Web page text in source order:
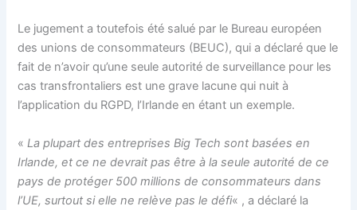
Le jugement a toutefois été salué par le Bureau européen
des unions de consommateurs (BEUC), qui a déclaré que le
fait de n’avoir qu’une seule autorité de surveillance pour les
cas transfrontaliers est une grave lacune qui nuit à
l’application du RGPD, l’Irlande en étant un exemple.
«La plupart des entreprises Big Tech sont basées en
Irlande, et ce ne devrait pas être à la seule autorité de ce
pays de protéger 500 millions de consommateurs dans
l’UE, surtout si elle ne relève pas le défi« , a déclaré la